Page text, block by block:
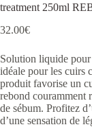
treatment 250ml
32.00€
Solution liquide
idéale pour les cuirs
produit favorise un
rebond couramment
de sébum. Profitez
d’une sensation de